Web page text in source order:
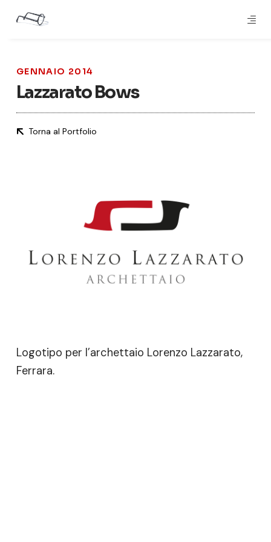
GENNAIO 2014
Lazzarato Bows
Torna al Portfolio
Logotipo per l’archettaio Lorenzo Lazzarato,
Ferrara.